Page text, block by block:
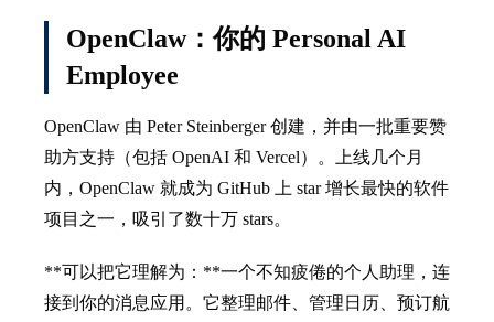
OpenClaw：你的 Personal AI
Employee
OpenClaw 由 Peter Steinberger 创建，并由一批重要赞
助方支持（包括 OpenAI 和 Vercel）。上线几个月
内，OpenClaw 就成为 GitHub 上 star 增长最快的软件
项目之一，吸引了数十万 stars。
**可以把它理解为：**一个不知疲倦的个人助理，连
接到你的消息应用。它整理邮件、管理日历、预订航